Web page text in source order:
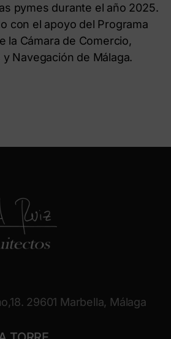
pymes durante el año 2025.
con el apoyo del Programa
la Cámara de Comercio,
Navegación de Málaga.
29601 Marbella, Málaga